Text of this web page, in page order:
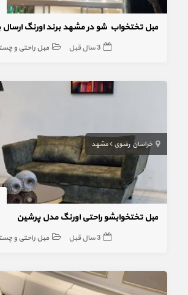
مبل تختخواب شو در مشهد برند اورنگ
3 سال قبل مبل راحتی و
خراسان رضوی مشهد
مبل تختخوابشو راحتی اورنگ مدل پرشین
3 سال قبل مبل راحتی و